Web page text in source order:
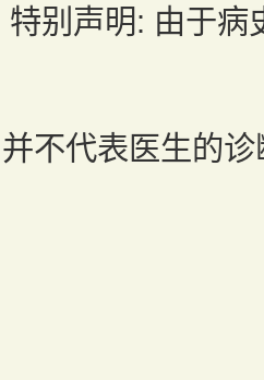
特别声明: 由于病
并不代表医生的